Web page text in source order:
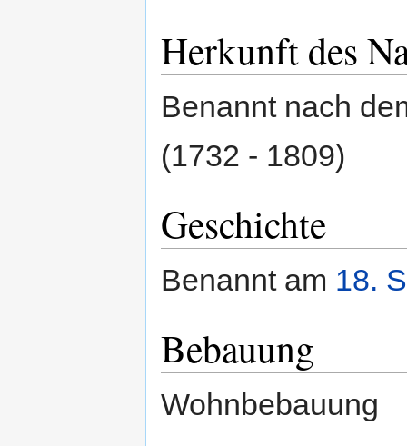
Herkunft des
Benannt nach
(1732 - 1809)
Geschichte
Benannt am 18.
Bebauung
Wohnbebauung